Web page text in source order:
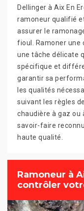
Dellinger à Aix En
ramoneur qualifié
assurer le
fioul. Ramoner une
une tâche délicate
spécifique et
garantir sa
les qualités
suivant les règles
chaudière à gaz ou
savoir-faire
haute qualité.
Ramoneur à
contrôler